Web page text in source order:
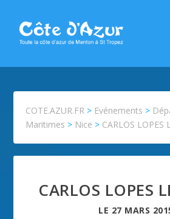
COTE.AZUR.FR > Evénements >
Maritimes > Nice > CARLOS LOPES
CARLOS LOPES
LE 27 MARS